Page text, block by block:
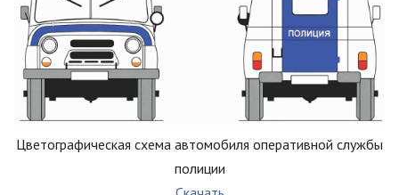
Цветографическая схема автомобиля оперативной службы
полиции